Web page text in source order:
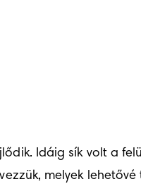
Idáig sík volt a
melyek